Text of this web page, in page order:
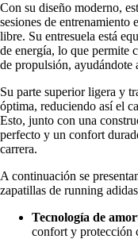
Con su diseño moderno,
sesiones de entrenamiento
libre. Su entresuela está
de energía, lo que permite
de propulsión, ayudándote
Su parte superior ligera y
óptima, reduciendo así el
Esto, junto con una
perfecto y un confort
carrera.
A continuación se
zapatillas de running
Tecnología de
confort y protección